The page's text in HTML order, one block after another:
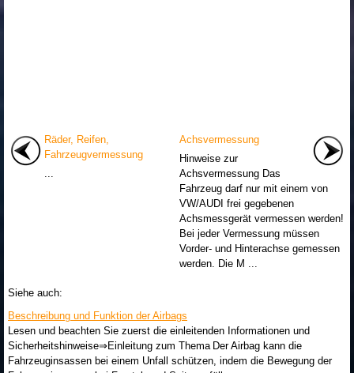
Räder, Reifen,
Fahrzeugvermessung
...
Achsvermessung
Hinweise zur
Achsvermessung Das
Fahrzeug darf nur mit einem von
VW/AUDI frei gegebenen
Achsmessgerät vermessen werden!
Bei jeder Vermessung müssen
Vorder- und Hinterachse gemessen
werden. Die M ...
Siehe auch:
Beschreibung und Funktion der Airbags
Lesen und beachten Sie zuerst die einleitenden Informationen und
Sicherheitshinweise⇒Einleitung zum Thema Der Airbag kann die
Fahrzeuginsassen bei einem Unfall schützen, indem die Bewegung der